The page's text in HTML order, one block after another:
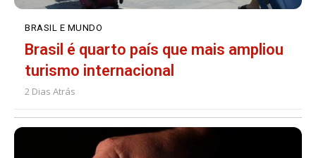
BRASIL E MUNDO
Brasil é quarto país que mais ampliou
turismo internacional
2 Dias Atrás